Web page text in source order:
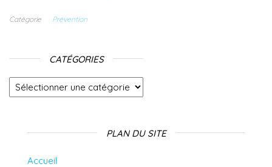
maladies
Catégorie Prévention
CATÉGORIES
Catégories
PLAN DU SITE
Accueil